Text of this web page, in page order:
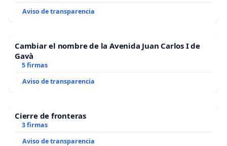
Aviso de transparencia
Cambiar el nombre de la Avenida Juan Carlos I de
Gavà
5 firmas
Aviso de transparencia
Cierre de fronteras
3 firmas
Aviso de transparencia